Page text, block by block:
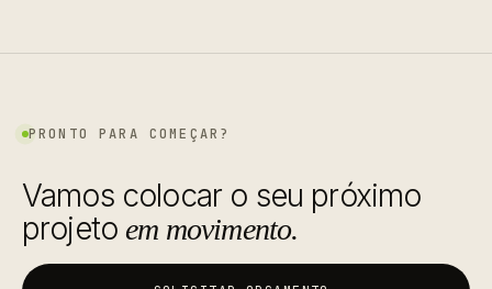
PRONTO PARA COMEÇAR?
Vamos colocar o seu próximo
projetoem movimento.